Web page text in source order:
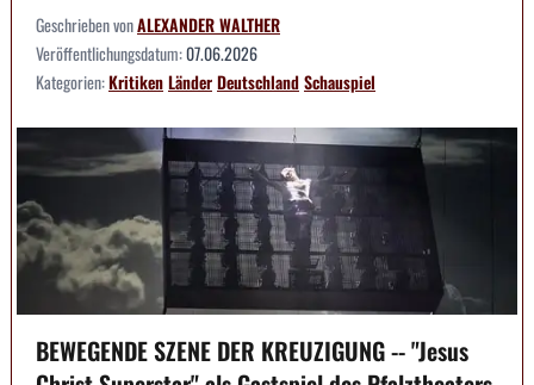
Geschrieben vonALEXANDER WALTHER
Veröffentlichungsdatum:07.06.2026
Kategorien:KritikenLänderDeutschlandSchauspiel
BEWEGENDE SZENE DER KREUZIGUNG -- "Jesus